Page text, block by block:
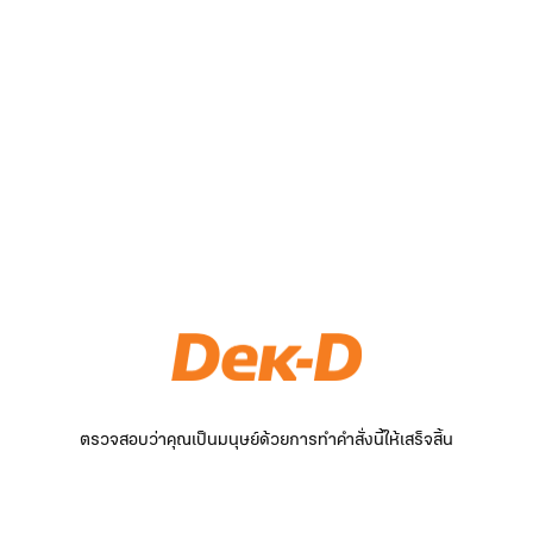
ตรวจสอบว่าคุณเป็นมนุษย์ด้วยการทำคำสั่งนี้ให้เสร็จสิ้น